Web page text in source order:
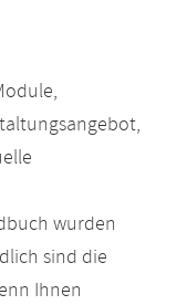
wurden
sind die
Ihnen